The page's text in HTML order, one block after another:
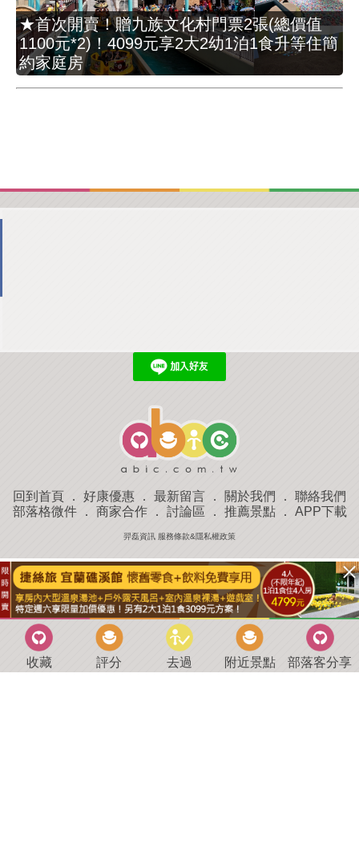
★首次開賣！贈九族文化村門票2張(總價值
1100元*2)！4099元享2大2幼1泊1食升等住簡
約家庭房
回到首頁 ． 好康優惠 ． 最新留言 ． 關於我們 ． 聯絡我們
部落格微件． 商家合作． 討論區 ． 推薦景點． APP下載
羿磊資訊 服務條款&隱私權政策
收藏 評分 去過 附近景點 部落客分享